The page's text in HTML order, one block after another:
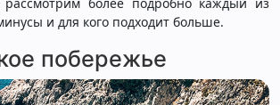
и для кого подходит больше.
побережье